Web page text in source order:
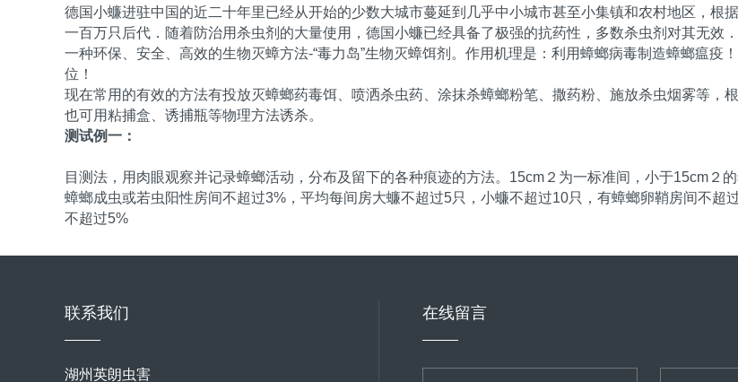
德国小蠊进驻中国的近二十年里已经从开始的少数大城市蔓延到几乎中小城市甚至小集镇和农村地区，根
一百万只后代．随着防治用杀虫剂的大量使用，德国小蠊已经具备了极强的抗药性，多数杀虫剂对其无效
一种环保、安全、高效的生物灭蟑方法-“毒力岛”生物灭蟑饵剂。作用机理是：利用蟑螂病毒制造蟑螂瘟
位！
现在常用的有效的方法有投放灭蟑螂药毒饵、喷洒杀虫药、涂抹杀蟑螂粉笔、撒药粉、施放杀虫烟雾等，
也可用粘捕盒、诱捕瓶等物理方法诱杀。
测试例一：
目测法，用肉眼观察并记录蟑螂活动，分布及留下的各种痕迹的方法。15cm２为一标准间，小于15cm２
蟑螂成虫或若虫阳性房间不超过3%，平均每间房大蠊不超过5只，小蠊不超过10只，有蟑螂卵鞘房间不超
不超过5%
联系我们
湖州英朗虫害
在线留言